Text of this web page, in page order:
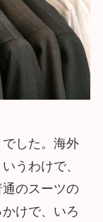
した。海外
うわけで、
のスーツの
けで、いろ